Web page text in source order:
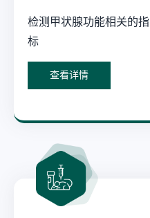
检测甲状腺功能相关的指
标
查看详情